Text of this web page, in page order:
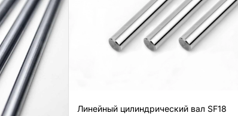
Линейный цилиндрический вал SF18